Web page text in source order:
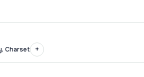
Charset
+